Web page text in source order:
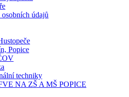
osobních údajů
Popice
techniky
NA ZŠ A MŠ POPICE